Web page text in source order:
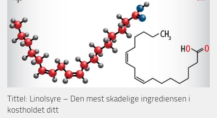
Tittel: Linolsyre – Den mest skadelige ingrediensen i
kostholdet ditt